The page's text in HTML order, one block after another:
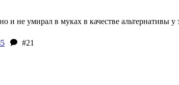
и не умирал в муках в качестве альтернативы
#21